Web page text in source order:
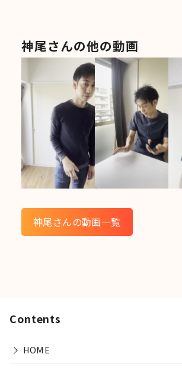
神尾さんの他の動画
神尾さんの動画一覧
Contents
HOME